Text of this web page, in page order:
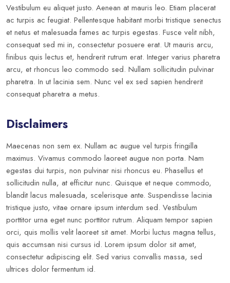
Vestibulum eu aliquet justo. Aenean at mauris leo. Etiam placerat
ac turpis ac feugiat. Pellentesque habitant morbi tristique senectus
et netus et malesuada fames ac turpis egestas. Fusce velit nibh,
consequat sed mi in, consectetur posuere erat. Ut mauris arcu,
finibus quis lectus et, hendrerit rutrum erat. Integer varius pharetra
arcu, et rhoncus leo commodo sed. Nullam sollicitudin pulvinar
pharetra. In ut lacinia sem. Nunc vel ex sed sapien hendrerit
consequat pharetra a metus.
Disclaimers
Maecenas non sem ex. Nullam ac augue vel turpis fringilla
maximus. Vivamus commodo laoreet augue non porta. Nam
egestas dui turpis, non pulvinar nisi rhoncus eu. Phasellus et
sollicitudin nulla, at efficitur nunc. Quisque et neque commodo,
blandit lacus malesuada, scelerisque ante. Suspendisse lacinia
tristique justo, vitae ornare ipsum interdum sed. Vestibulum
porttitor urna eget nunc porttitor rutrum. Aliquam tempor sapien
orci, quis mollis velit laoreet sit amet. Morbi luctus magna tellus,
quis accumsan nisi cursus id. Lorem ipsum dolor sit amet,
consectetur adipiscing elit. Sed varius convallis massa, sed
ultrices dolor fermentum id.